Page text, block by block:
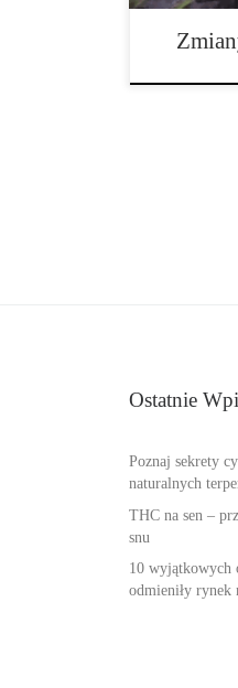
Ostatnie
Poznaj sekrety
naturalnych
THC na sen –
snu
10 wyjątkowych
odmieniły rynek